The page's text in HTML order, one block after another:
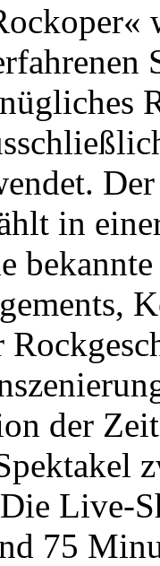
in
der
Live-
75